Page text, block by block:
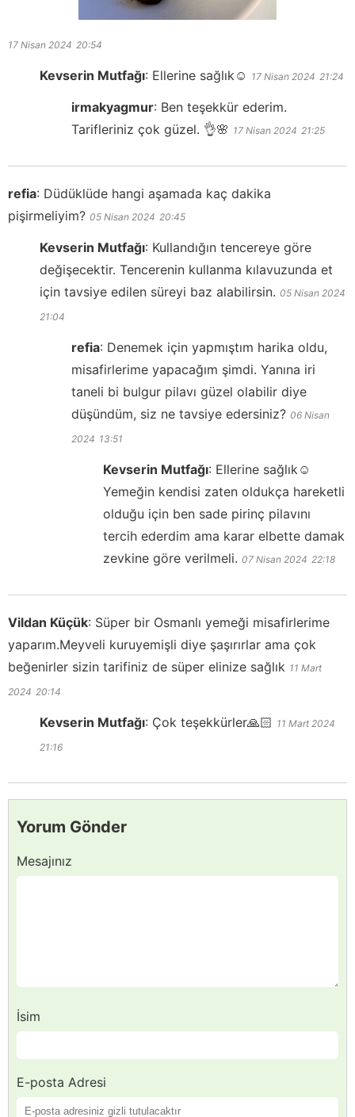
17 Nisan 2024 20:54
Kevserin Mutfağı: Ellerine sağlık☺️ 17 Nisan 2024 21:24
irmakyagmur: Ben teşekkür ederim.
Tarifleriniz çok güzel. 👌🌸 17 Nisan 2024 21:25
refia: Düdüklüde hangi aşamada kaç dakika
pişirmeliyim? 05 Nisan 2024 20:45
Kevserin Mutfağı: Kullandığın tencereye göre
değişecektir. Tencerenin kullanma kılavuzunda et
için tavsiye edilen süreyi baz alabilirsin. 05 Nisan 2024
21:04
refia: Denemek için yapmıştım harika oldu,
misafirlerime yapacağım şimdi. Yanına iri
taneli bi bulgur pilavı güzel olabilir diye
düşündüm, siz ne tavsiye edersiniz? 06 Nisan
2024 13:51
Kevserin Mutfağı: Ellerine sağlık☺️
Yemeğin kendisi zaten oldukça hareketli
olduğu için ben sade pirinç pilavını
tercih ederdim ama karar elbette damak
zevkine göre verilmeli. 07 Nisan 2024 22:18
Vildan Küçük: Süper bir Osmanlı yemeği misafirlerime
yaparım.Meyveli kuruyemişli diye şaşırırlar ama çok
beğenirler sizin tarifiniz de süper elinize sağlık 11 Mart
2024 20:14
Kevserin Mutfağı: Çok teşekkürler🙏🏻 11 Mart 2024
21:16
Yorum Gönder
Mesajınız
İsim
E-posta Adresi